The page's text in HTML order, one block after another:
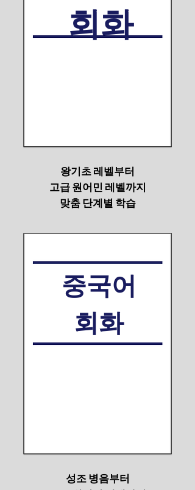
회화
왕기초 레벨부터
고급 원어민 레벨까지
​맞춤 단계별 학습
중국어
회화
성조 병음부터